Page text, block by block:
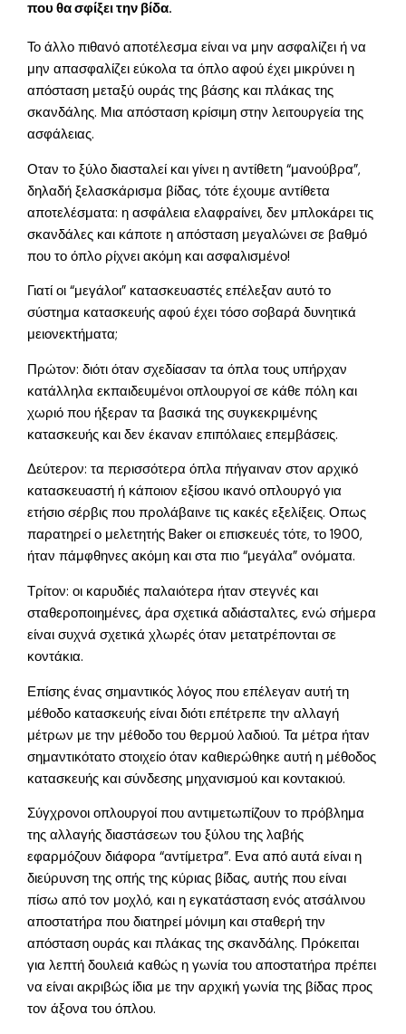
που θα σφίξει την βίδα.
Το άλλο πιθανό αποτέλεσμα είναι να μην ασφαλίζει ή να
μην απασφαλίζει εύκολα τα όπλο αφού έχει μικρύνει η
απόσταση μεταξύ ουράς της βάσης και πλάκας της
σκανδάλης. Μια απόσταση κρίσιμη στην λειτουργεία της
ασφάλειας.
Οταν το ξύλο διασταλεί και γίνει η αντίθετη “μανούβρα”,
δηλαδή ξελασκάρισμα βίδας, τότε έχουμε αντίθετα
αποτελέσματα: η ασφάλεια ελαφραίνει, δεν μπλοκάρει τις
σκανδάλες και κάποτε η απόσταση μεγαλώνει σε βαθμό
που το όπλο ρίχνει ακόμη και ασφαλισμένο!
Γιατί οι “μεγάλοι” κατασκευαστές επέλεξαν αυτό το
σύστημα κατασκευής αφού έχει τόσο σοβαρά δυνητικά
μειονεκτήματα;
Πρώτον: διότι όταν σχεδίασαν τα όπλα τους υπήρχαν
κατάλληλα εκπαιδευμένοι οπλουργοί σε κάθε πόλη και
χωριό που ήξεραν τα βασικά της συγκεκριμένης
κατασκευής και δεν έκαναν επιπόλαιες επεμβάσεις.
Δεύτερον: τα περισσότερα όπλα πήγαιναν στον αρχικό
κατασκευαστή ή κάποιον εξίσου ικανό οπλουργό για
ετήσιο σέρβις που προλάβαινε τις κακές εξελίξεις. Οπως
παρατηρεί ο μελετητής Baker οι επισκευές τότε, το 1900,
ήταν πάμφθηνες ακόμη και στα πιο “μεγάλα” ονόματα.
Τρίτον: οι καρυδιές παλαιότερα ήταν στεγνές και
σταθεροποιημένες, άρα σχετικά αδιάσταλτες, ενώ σήμερα
είναι συχνά σχετικά χλωρές όταν μετατρέπονται σε
κοντάκια.
Επίσης ένας σημαντικός λόγος που επέλεγαν αυτή τη
μέθοδο κατασκευής είναι διότι επέτρεπε την αλλαγή
μέτρων με την μέθοδο του θερμού λαδιού. Τα μέτρα ήταν
σημαντικότατο στοιχείο όταν καθιερώθηκε αυτή η μέθοδος
κατασκευής και σύνδεσης μηχανισμού και κοντακιού.
Σύγχρονοι οπλουργοί που αντιμετωπίζουν το πρόβλημα
της αλλαγής διαστάσεων του ξύλου της λαβής
εφαρμόζουν διάφορα “αντίμετρα”. Ενα από αυτά είναι η
διεύρυνση της οπής της κύριας βίδας, αυτής που είναι
πίσω από τον μοχλό, και η εγκατάσταση ενός ατσάλινου
αποστατήρα που διατηρεί μόνιμη και σταθερή την
απόσταση ουράς και πλάκας της σκανδάλης. Πρόκειται
για λεπτή δουλειά καθώς η γωνία του αποστατήρα πρέπει
να είναι ακριβώς ίδια με την αρχική γωνία της βίδας προς
τον άξονα του όπλου.